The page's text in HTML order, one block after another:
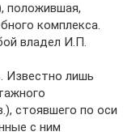
положившая,
комплекса.
владел И.П.
Известно лишь
стоявшего по оси
с ним